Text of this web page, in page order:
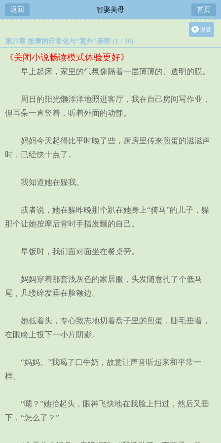
返回 智娶美母 首页
设置
中
第21章 按摩的日常化与“意外”亲密 (1 / 36)
《关闭小说畅读模式体验更好》
早上起床，家里的气氛像隔着一层薄薄的、透明的膜。
周日的阳光懒洋洋地照进客厅，我在自己房间写作业，
但耳朵一直竖着，听着外面的动静。
妈妈今天起得比平时晚了些，厨房里传来煎蛋的滋滋声
时，已经快十点了。
我知道她在躲我。
或者说，她在躲昨晚那个趴在她身上“骑马”的儿子，躲
那个让她按摩后背时手指发颤的自己。
早饭时，我们面对面坐在餐桌旁。
妈妈穿着那套浅灰色的家居服，头发随意扎了个低马
尾，几缕碎发垂在脸颊边。
她低着头，专心致志地切着盘子里的煎蛋，睫毛垂着，
在眼睑上投下一小片阴影。
“妈妈。”我喝了口牛奶，故意让声音听起来和平常一
样。
“嗯？”她抬起头，眼神飞快地在我脸上扫过，然后又垂
下，“怎么了？”